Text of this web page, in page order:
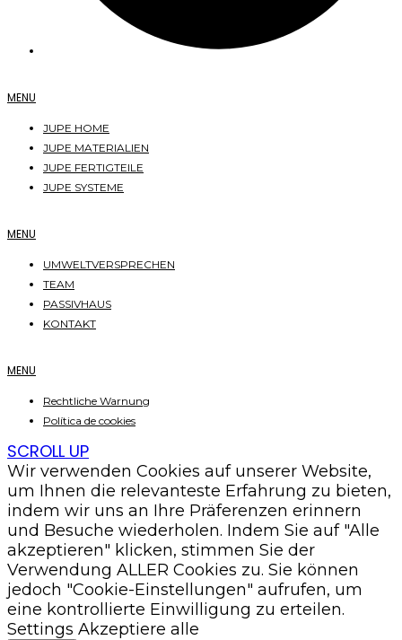
MENU
JUPE HOME
JUPE MATERIALIEN
JUPE FERTIGTEILE
JUPE SYSTEME
MENU
UMWELTVERSPRECHEN
TEAM
PASSIVHAUS
KONTAKT
MENU
Rechtliche Warnung
Política de cookies
SCROLL UP
Wir verwenden Cookies auf unserer Website,
um Ihnen die relevanteste Erfahrung zu bieten,
indem wir uns an Ihre Präferenzen erinnern
und Besuche wiederholen. Indem Sie auf "Alle
akzeptieren" klicken, stimmen Sie der
Verwendung ALLER Cookies zu. Sie können
jedoch "Cookie-Einstellungen" aufrufen, um
eine kontrollierte Einwilligung zu erteilen.
Settings Akzeptiere alle